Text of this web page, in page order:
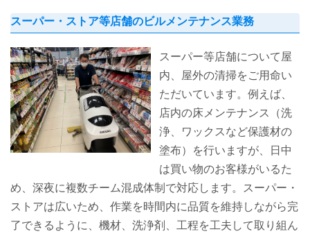
スーパー・ストア等店舗のビルメンテナンス業務
スーパー等店舗について屋
内、屋外の清掃をご用命い
ただいています。例えば、
店内の床メンテナンス（洗
浄、ワックスなど保護材の
塗布）を行いますが、日中
は買い物のお客様がいるた
め、深夜に複数チーム混成体制で対応します。スーパー・
ストアは広いため、作業を時間内に品質を維持しながら完
了できるように、機材、洗浄剤、工程を工夫して取り組ん